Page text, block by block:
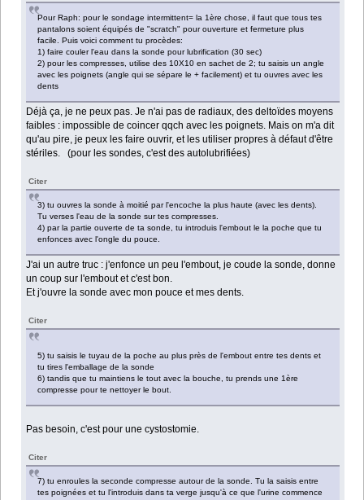
Pour Raph: pour le sondage intermittent= la 1ère chose, il faut que tous tes
pantalons soient équipés de "scratch" pour ouverture et fermeture plus
facile. Puis voici comment tu procèdes:
1) faire couler l'eau dans la sonde pour lubrification (30 sec)
2) pour les compresses, utilise des 10X10 en sachet de 2; tu saisis un angle
avec les poignets (angle qui se sépare le + facilement) et tu ouvres avec les
dents
Déjà ça, je ne peux pas. Je n'ai pas de radiaux, des deltoïdes moyens
faibles : impossible de coincer qqch avec les poignets. Mais on m'a dit
qu'au pire, je peux les faire ouvrir, et les utiliser propres à défaut d'être
stériles. (pour les sondes, c'est des autolubrifiées)
Citer
3) tu ouvres la sonde à moitié par l'encoche la plus haute (avec les dents).
Tu verses l'eau de la sonde sur tes compresses.
4) par la partie ouverte de ta sonde, tu introduis l'embout le la poche que tu
enfonces avec l'ongle du pouce.
J'ai un autre truc : j'enfonce un peu l'embout, je coude la sonde, donne
un coup sur l'embout et c'est bon.
Et j'ouvre la sonde avec mon pouce et mes dents.
Citer
5) tu saisis le tuyau de la poche au plus près de l'embout entre tes dents et
tu tires l'emballage de la sonde
6) tandis que tu maintiens le tout avec la bouche, tu prends une 1ère
compresse pour te nettoyer le bout.
Pas besoin, c'est pour une cystostomie.
Citer
7) tu enroules la seconde compresse autour de la sonde. Tu la saisis entre
tes poignées et tu l'introduis dans ta verge jusqu'à ce que l'urine commence